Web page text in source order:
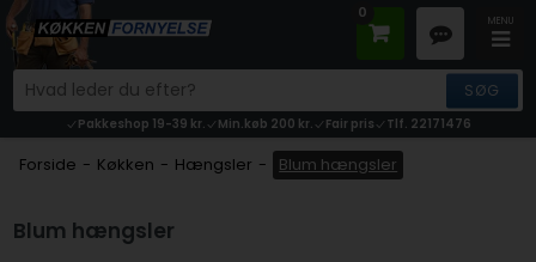
Pakkeshop 19-39 kr. Min.køb 200 kr. Fair pris Tlf. 22171476
0
Forside - Køkken - Hængsler - Blum hængsler
Blum hængsler